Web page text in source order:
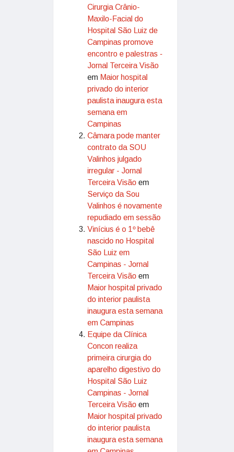
Cirurgia Crânio-
Maxilo-Facial do
Hospital São Luiz de
Campinas promove
encontro e palestras -
Jornal Terceira Visão
em Maior hospital
privado do interior
paulista inaugura esta
semana em
Campinas
Câmara pode manter
contrato da SOU
Valinhos julgado
irregular - Jornal
Terceira Visão em
Serviço da Sou
Valinhos é novamente
repudiado em sessão
Vinícius é o 1º bebê
nascido no Hospital
São Luiz em
Campinas - Jornal
Terceira Visão em
Maior hospital privado
do interior paulista
inaugura esta semana
em Campinas
Equipe da Clínica
Concon realiza
primeira cirurgia do
aparelho digestivo do
Hospital São Luiz
Campinas - Jornal
Terceira Visão em
Maior hospital privado
do interior paulista
inaugura esta semana